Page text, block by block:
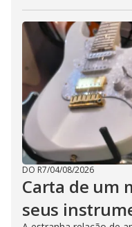
DO R7/04/08/2026
Carta de um
seus